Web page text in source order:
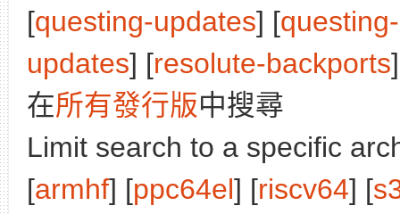
[questing-updates] [
updates] [resolute-backports
在所有發行版中搜尋
Limit search to a specific
[armhf] [ppc64el] [riscv64] [